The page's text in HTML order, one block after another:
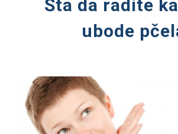
Šta da radite
ubode